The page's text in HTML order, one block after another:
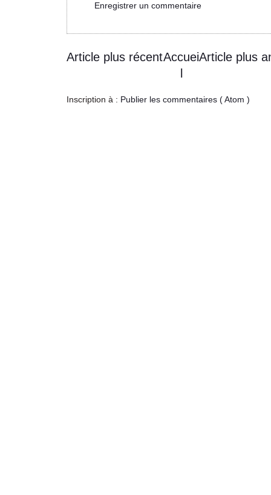
Enregistrer un commentaire
Article plus récent Article plus
Accuei
Inscription à : Publier les commentaires ( Atom )